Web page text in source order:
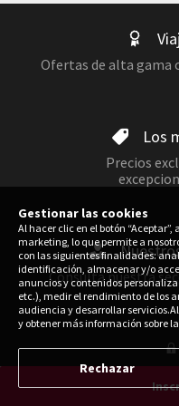
Gestionar las cookies
Al hacer clic en el botón
marketing, lo que permite a
con las siguientes finalidades:
identificación, almacenar y/o
anuncios y contenidos
etc.), medir el rendimiento de los
audiencia y desarrollar
y obtener más información sobre
Rechazar
Ofertas de alta gama
Los
Precios
Consulta nuestra